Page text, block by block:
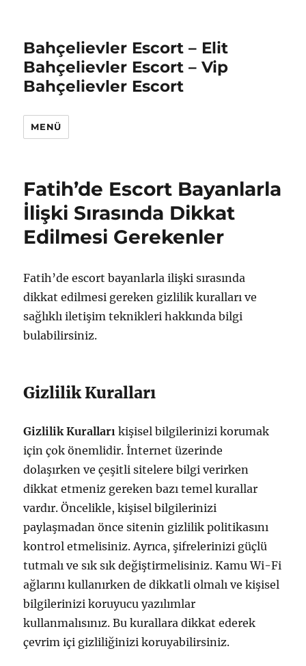
Bahçelievler Escort – Elit
Bahçelievler Escort – Vip
Bahçelievler Escort
MENÜ
Fatih’de Escort Bayanlarla
İlişki Sırasında Dikkat
Edilmesi Gerekenler
Fatih’de escort bayanlarla ilişki sırasında
dikkat edilmesi gereken gizlilik kuralları ve
sağlıklı iletişim teknikleri hakkında bilgi
bulabilirsiniz.
Gizlilik Kuralları
Gizlilik Kuralları kişisel bilgilerinizi korumak
için çok önemlidir. İnternet üzerinde
dolaşırken ve çeşitli sitelere bilgi verirken
dikkat etmeniz gereken bazı temel kurallar
vardır. Öncelikle, kişisel bilgilerinizi
paylaşmadan önce sitenin gizlilik politikasını
kontrol etmelisiniz. Ayrıca, şifrelerinizi güçlü
tutmalı ve sık sık değiştirmelisiniz. Kamu Wi-Fi
ağlarını kullanırken de dikkatli olmalı ve kişisel
bilgilerinizi koruyucu yazılımlar
kullanmalısınız. Bu kurallara dikkat ederek
çevrim içi gizliliğinizi koruyabilirsiniz.